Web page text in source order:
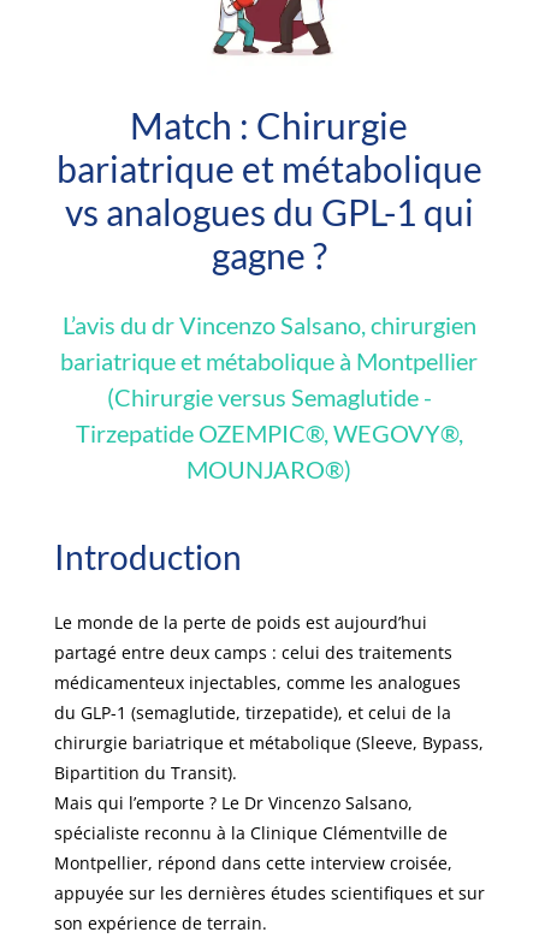
Match : Chirurgie
bariatrique et métabolique
vs analogues du GPL-1 qui
gagne ?
L’avis du dr Vincenzo Salsano, chirurgien
bariatrique et métabolique à Montpellier
(Chirurgie versus Semaglutide -
Tirzepatide OZEMPIC®, WEGOVY®,
MOUNJARO®)
Introduction
Le monde de la perte de poids est aujourd’hui
partagé entre deux camps : celui des traitements
médicamenteux injectables, comme les analogues
du GLP-1 (semaglutide, tirzepatide), et celui de la
chirurgie bariatrique et métabolique (Sleeve, Bypass,
Bipartition du Transit).
Mais qui l’emporte ? Le Dr Vincenzo Salsano,
spécialiste reconnu à la Clinique Clémentville de
Montpellier, répond dans cette interview croisée,
appuyée sur les dernières études scientifiques et sur
son expérience de terrain.